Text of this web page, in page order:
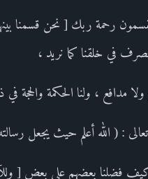
في خلقنا كما نريد ،
ولا مدافع ، ولنا الحكمة والحجة
: ( الله أعلم حيث يجعل رسالته ) [ الأنعام